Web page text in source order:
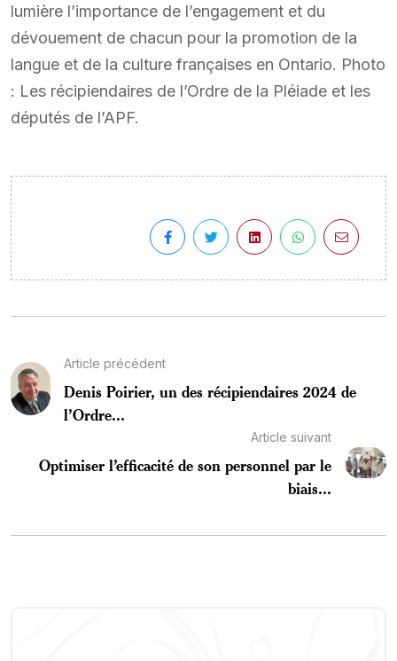
lumière l’importance de l’engagement et du
dévouement de chacun pour la promotion de la
langue et de la culture françaises en Ontario. Photo
: Les récipiendaires de l’Ordre de la Pléiade et les
députés de l’APF.
Article précédent
Denis Poirier, un des récipiendaires 2024 de
l’Ordre...
Article suivant
Optimiser l’efficacité de son personnel par le
biais...